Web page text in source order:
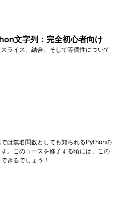
文字列：完全初心者向け
ライス、結合、そして等価性について
は無名関数としても知られるPythonの
。このコースを修了する頃には、この
きるでしょう！